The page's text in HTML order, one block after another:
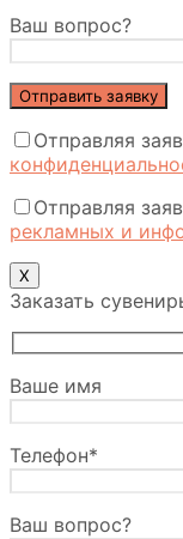
Ваш вопрос?
Отправляя
Отправляя
рекламных и
X
Заказать
Ваше имя
Телефон*
Ваш вопрос?